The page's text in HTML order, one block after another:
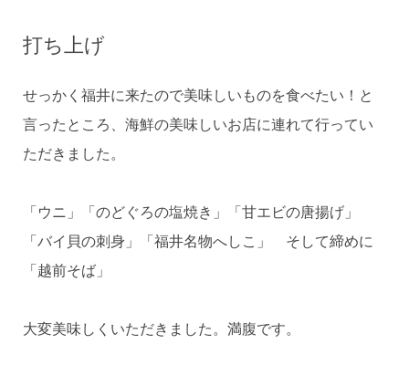
打ち上げ
せっかく福井に来たので美味しいものを食べたい！と
言ったところ、海鮮の美味しいお店に連れて行ってい
ただきました。
「ウニ」「のどぐろの塩焼き」「甘エビの唐揚げ」
「バイ貝の刺身」「福井名物へしこ」 そして締めに
「越前そば」
大変美味しくいただきました。満腹です。